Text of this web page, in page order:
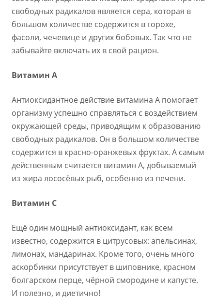
свободных радикалов является сера, которая в
большом количестве содержится в горохе,
фасоли, чечевице и других бобовых. Так что не
забывайте включать их в свой рацион.
Витамин А
Антиоксидантное действие витамина А помогает
организму успешно справляться с воздействием
окружающей среды, приводящим к образованию
свободных радикалов. Он в большом количестве
содержится в красно-оранжевых фруктах. А самым
действенным считается витамин А, добываемый
из жира лососёвых рыб, особенно из печени.
Витамин С
Ещё один мощный антиоксидант, как всем
известно, содержится в цитрусовых: апельсинах,
лимонах, мандаринах. Кроме того, очень много
аскорбинки присутствует в шиповнике, красном
болгарском перце, чёрной смородине и капусте.
И полезно, и диетично!